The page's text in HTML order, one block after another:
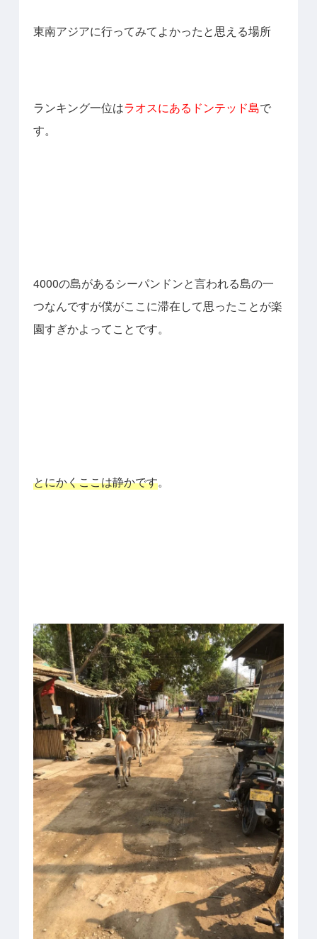
東南アジアに行ってみてよかったと思える場所
ランキング一位はラオスにあるドンテッド島で
す。
4000の島があるシーパンドンと言われる島の一
つなんですが僕がここに滞在して思ったことが楽
園すぎかよってことです。
とにかくここは静かです。